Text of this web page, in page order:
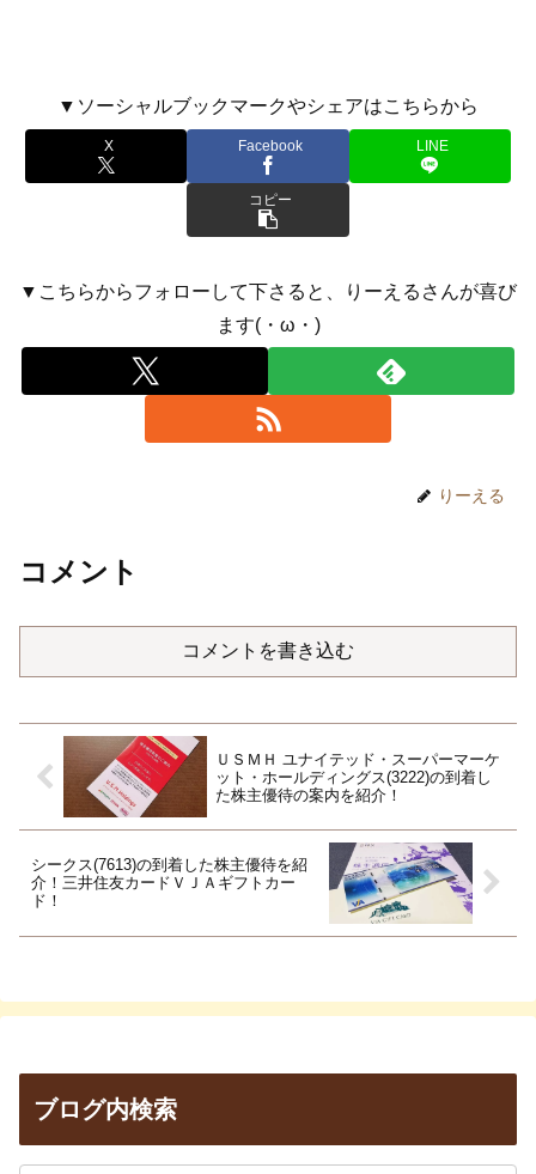
▼ソーシャルブックマークやシェアはこちらから
X Facebook LINE
コピー
▼こちらからフォローして下さると、りーえるさんが喜び
ます(・ω・)
りーえる
コメント
コメントを書き込む
ＵＳＭＨ ユナイテッド・スーパーマーケ
ット・ホールディングス(3222)の到着し
た株主優待の案内を紹介！
シークス(7613)の到着した株主優待を紹
介！三井住友カードＶＪＡギフトカー
ド！
ブログ内検索